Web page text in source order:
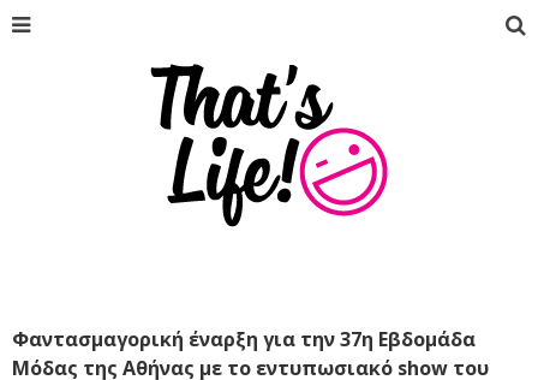
Φαντασμαγορική έναρξη για την 37η Εβδομάδα
Μόδας της Αθήνας με το εντυπωσιακό show του